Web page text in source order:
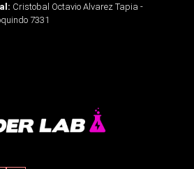
Cristobal Octavio Alvarez Tapia -
7331